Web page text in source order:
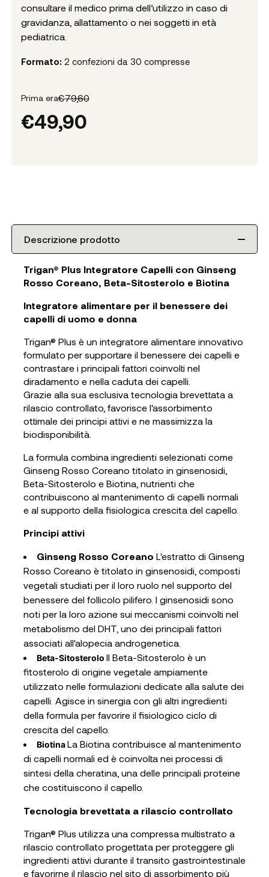
consultare il medico prima dell’utilizzo in caso di
gravidanza, allattamento o nei soggetti in età
pediatrica.
Formato: 2 confezioni da 30 compresse
Prima era€79,60
€49,90
Descrizione prodotto
Trigan® Plus Integratore Capelli con Ginseng
Rosso Coreano, Beta-Sitosterolo e Biotina
Integratore alimentare per il benessere dei
capelli di uomo e donna
Trigan® Plus è un integratore alimentare innovativo
formulato per supportare il benessere dei capelli e
contrastare i principali fattori coinvolti nel
diradamento e nella caduta dei capelli.
Grazie alla sua esclusiva tecnologia brevettata a
rilascio controllato, favorisce l'assorbimento
ottimale dei principi attivi e ne massimizza la
biodisponibilità.
La formula combina ingredienti selezionati come
Ginseng Rosso Coreano titolato in ginsenosidi,
Beta-Sitosterolo e Biotina, nutrienti che
contribuiscono al mantenimento di capelli normali
e al supporto della fisiologica crescita del capello.
Principi attivi
Ginseng Rosso Coreano L'estratto di Ginseng
Rosso Coreano è titolato in ginsenosidi, composti
vegetali studiati per il loro ruolo nel supporto del
benessere del follicolo pilifero. I ginsenosidi sono
noti per la loro azione sui meccanismi coinvolti nel
metabolismo del DHT, uno dei principali fattori
associati all'alopecia androgenetica.
Beta-Sitosterolo Il Beta-Sitosterolo è un
fitosterolo di origine vegetale ampiamente
utilizzato nelle formulazioni dedicate alla salute dei
capelli. Agisce in sinergia con gli altri ingredienti
della formula per favorire il fisiologico ciclo di
crescita del capello.
BiotinaLa Biotina contribuisce al mantenimento
di capelli normali ed è coinvolta nei processi di
sintesi della cheratina, una delle principali proteine
che costituiscono il capello.
Tecnologia brevettata a rilascio controllato
Trigan® Plus utilizza una compressa multistrato a
rilascio controllato progettata per proteggere gli
ingredienti attivi durante il transito gastrointestinale
e favorirne il rilascio nel sito di assorbimento più